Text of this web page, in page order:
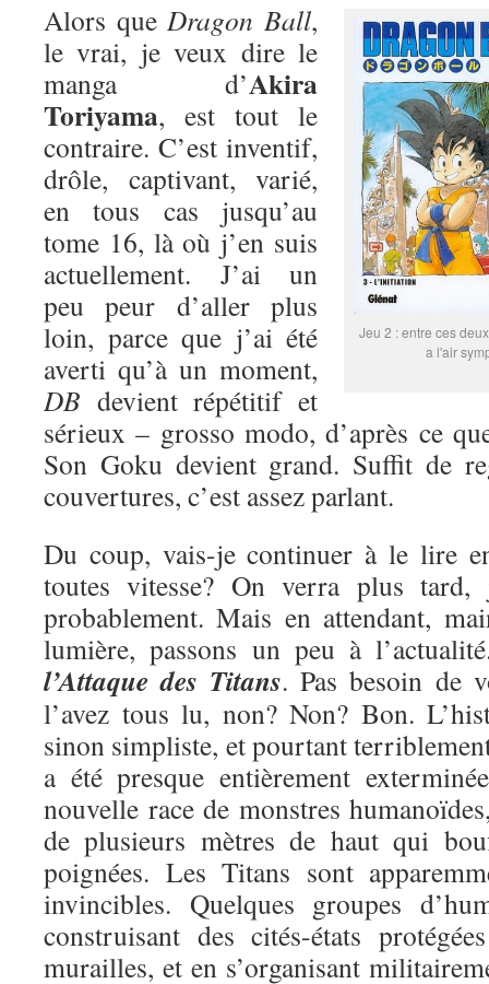
Jeu 2 : entre ces
a l'air
Alors queDragon Ball,
le vrai, je veux dire le
manga d’Akira
Toriyama, est tout le
contraire. C’est inventif,
drôle, captivant, varié,
en tous cas jusqu’au
tome 16, là où j’en suis
actuellement. J’ai un
peu peur d’aller plus
loin, parce que j’ai été
averti qu’à un moment,
DB devient répétitif et
sérieux – grosso modo, d’après ce
Son Goku devient grand. Suffit de
couvertures, c’est assez parlant.
Du coup, vais-je continuer à le lire
toutes vitesse? On verra plus
probablement. Mais en attendant,
lumière, passons un peu à
l’Attaque des Titans. Pas besoin de
l’avez tous lu, non? Non? Bon.
sinon simpliste, et pourtant
a été presque entièrement
nouvelle race de monstres
de plusieurs mètres de haut qui
poignées. Les Titans sont
invincibles. Quelques groupes
construisant des cités-états
murailles, et en s’organisant